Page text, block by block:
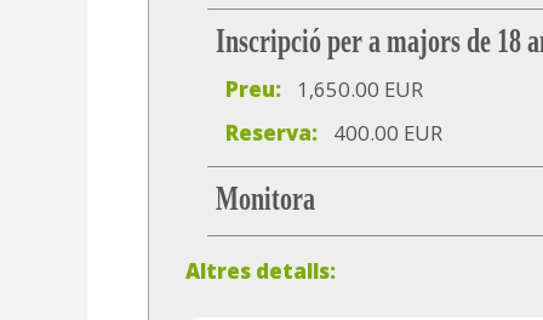
Inscripció per a majors de 18
Preu:
1,650.00 EUR
Reserva:
400.00 EUR
Monitora
Altres detalls: